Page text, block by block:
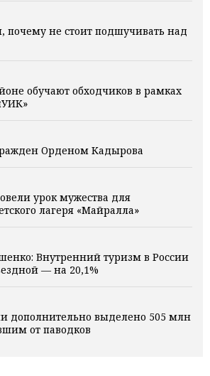
почему не стоит подшучивать над
обучают обходчиков в рамках
Орденом Кадырова
урок мужества для
лагеря «Майралла»
Внутренний туризм в России
— на 20,1%
дополнительно выделено 505 млн
от паводков